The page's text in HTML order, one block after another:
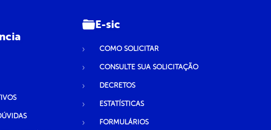
E-sic
COMO SOLICITAR
CONSULTE SUA SOLICITAÇÃO
DECRETOS
ESTATÍSTICAS
FORMULÁRIOS